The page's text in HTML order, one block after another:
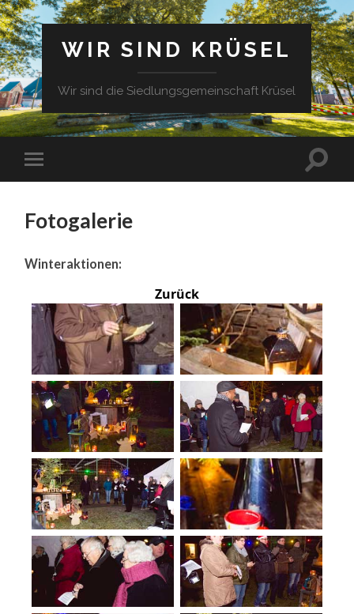
WIR SIND KRÜSEL
Wir sind die Siedlungsgemeinschaft Krüsel
Fotogalerie
Winteraktionen:
Zurück